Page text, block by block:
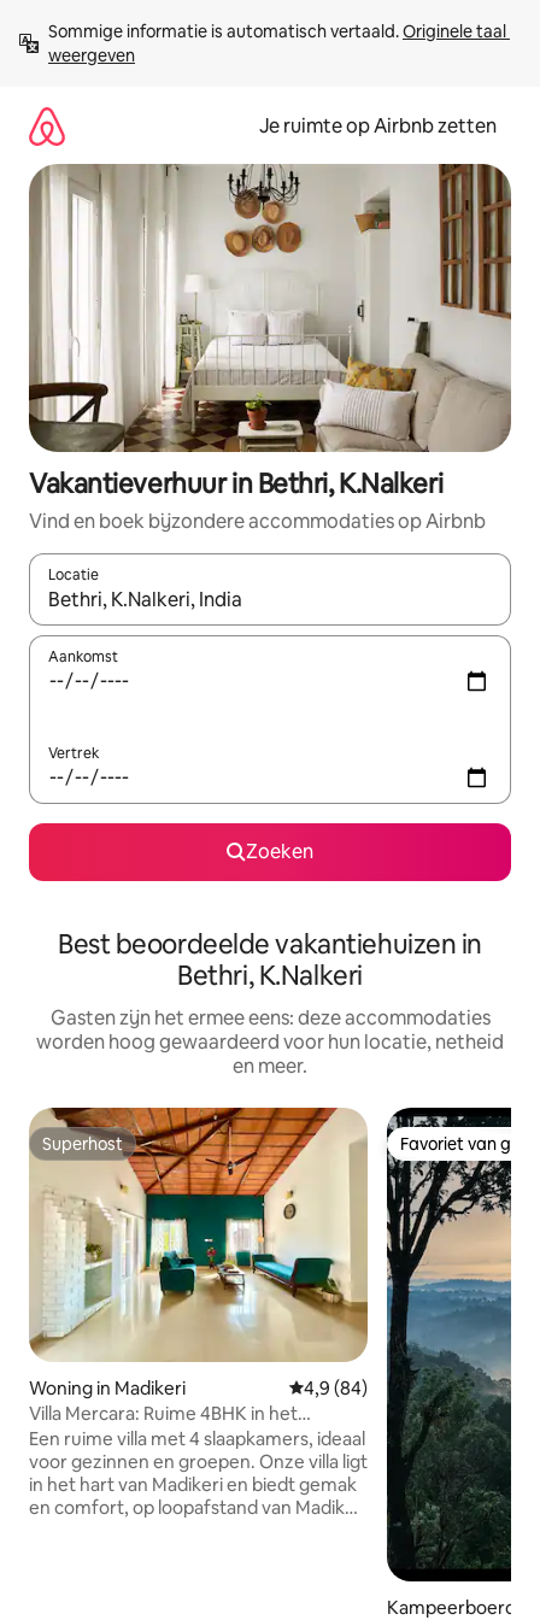
direct
naar
Sommige informatie is automatisch vertaald. Originele taal
weergeven
Je ruimte op Airbnb zetten
Vakantieverhuur in Bethri, K.Nalkeri
Vind en boek bijzondere accommodaties op Airbnb
Locatie
Wanneer er suggesties beschikbaar zijn, maak je een keuze
Aankomst
Vertrek
Zoeken
Best beoordeelde vakantiehuizen in
Bethri, K.Nalkeri
Gasten zijn het ermee eens: deze accommodaties
worden hoog gewaardeerd voor hun locatie, netheid
en meer.
Superhost
Superhost
Woning in Madikeri Gemiddelde beoordeling van
4,9 (84)
Villa Mercara: Ruime 4BHK in het
centrum van Madikeri
Een ruime villa met 4 slaapkamers, ideaal
voor gezinnen en groepen. Onze villa ligt
in het hart van Madikeri en biedt gemak
en comfort, op loopafstand van Madikeri
Favoriet van
Favoriet van